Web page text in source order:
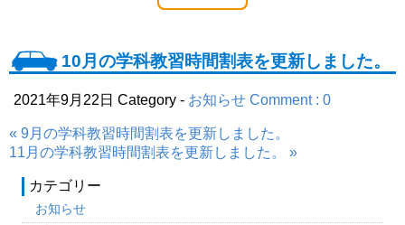
10月の学科教習時間割表を更新しました。
2021年9月22日 Category - お知らせ Comment : 0
« 9月の学科教習時間割表を更新しました。
11月の学科教習時間割表を更新しました。 »
カテゴリー
お知らせ